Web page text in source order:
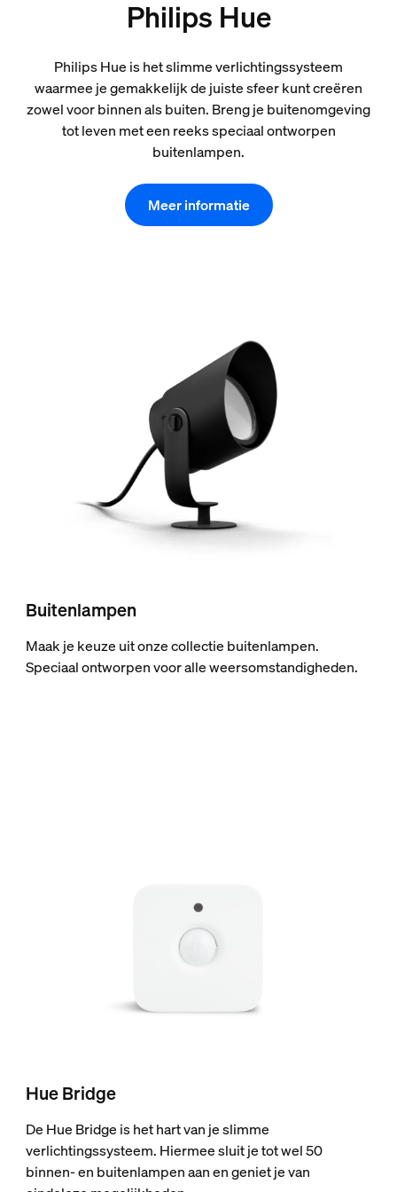
Philips Hue
Philips Hue is het slimme verlichtingssysteem
waarmee je gemakkelijk de juiste sfeer kunt creëren
zowel voor binnen als buiten. Breng je buitenomgeving
tot leven met een reeks speciaal ontworpen
buitenlampen.
Meer informatie
Buitenlampen
Maak je keuze uit onze collectie buitenlampen.
Speciaal ontworpen voor alle weersomstandigheden.
Hue Bridge
De Hue Bridge is het hart van je slimme
verlichtingssysteem. Hiermee sluit je tot wel 50
binnen- en buitenlampen aan en geniet je van